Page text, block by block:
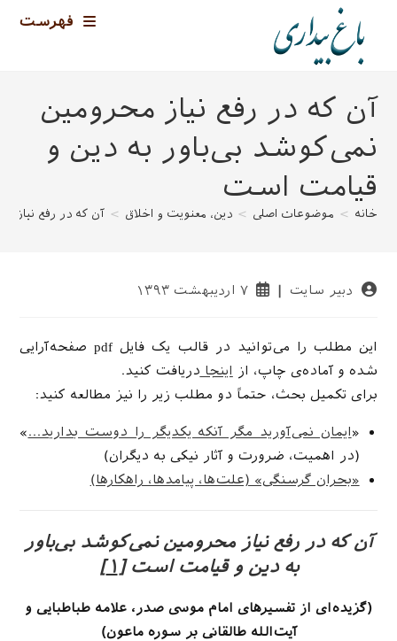
فهرست
آن که در رفع نیاز محرومین
نمی‌کوشد بی‌باور به دین و
قیامت است
خانه > موضوعات اصلی > دین، معنویت و اخلاق > آن که در رفع نیاز
نویسندهٔدبیر سایت
نوشته
است:
۷ اردیبهشت ۱۳۹۳
این مطلب را می‌توانید در قالب یک فایل pdf صفحه‌آرایی
شده و آماده‌ی چاپ، از اینجا دریافت کنید.
برای تکمیل بحث، حتماً دو مطلب زیر را نیز مطالعه کنید:
«ایمان نمی‌آورید مگر آنکه یکدیگر را دوست بدارید…»
(در اهمیت، ضرورت و آثار نیکی به دیگران)
«بحران گرسنگی» (علت‌ها، پیامدها، راهکارها)
آن که در رفع نیاز محرومین نمی‌کوشد بی‌باور
به دین و قیامت است [۱]
(گزیده‌ای از تفسیرهای امام موسی صدر، علامه طباطبایی و
آیت‌الله طالقانی بر سوره ماعون)